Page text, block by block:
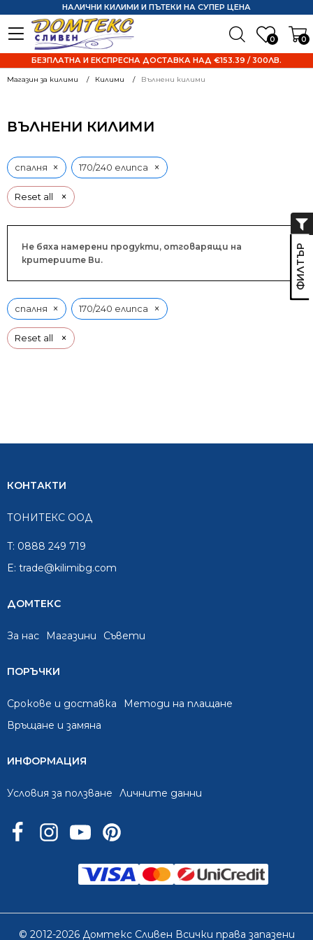
0 0
НАЛИЧНИ КИЛИМИ И ПЪТЕКИ НА СУПЕР ЦЕНА
БЕЗПЛАТНА И ЕКСПРЕСНА ДОСТАВКА НАД €153.39 / 300ЛВ.
Магазин за килими Килими Вълнени килими
ВЪЛНЕНИ КИЛИМИ
Reset all ×
спалня × 170/240 елипса ×
Не бяха намерени продукти, отговарящи на
критериите Ви.
Reset all ×
спалня × 170/240 елипса ×
КОНТАКТИ
ТОНИТЕКС ООД
T: 0888 249 719
E: trade@kilimibg.com
ДОМТЕКС
За нас Mагазини Съвети
ПОРЪЧКИ
Срокове и доставка
Методи на плащане
Връщане и замяна
ИНФОРМАЦИЯ
Условия за ползване Личните данни
© 2012-2026 Домтекс Сливен Всички права запазени